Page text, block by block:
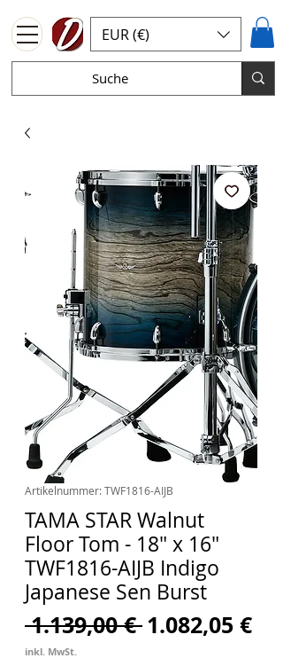
EUR (€)
Artikelnummer: TWF1816-AIJB
TAMA STAR Walnut
Floor Tom - 18" x 16"
TWF1816-AIJB Indigo
Japanese Sen Burst
1.139,00 € Standardpreis
1.082,05 €
inkl. MwSt.